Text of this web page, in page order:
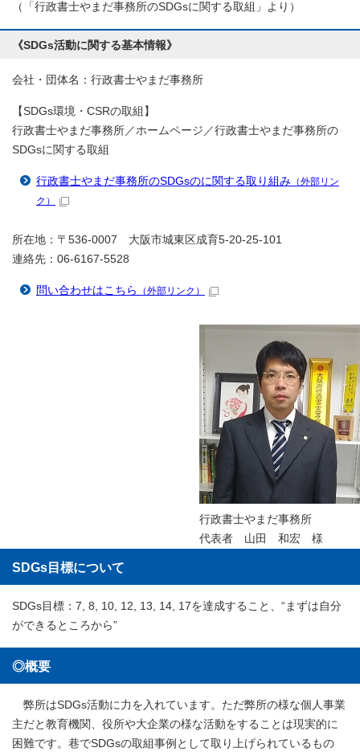
（「行政書士やまだ事務所のSDGsに関する取組」より）
《SDGs活動に関する基本情報》
会社・団体名：行政書士やまだ事務所
【SDGs環境・CSRの取組】
行政書士やまだ事務所／ホームページ／行政書士やまだ事務所の
SDGsに関する取組
行政書士やまだ事務所のSDGsのに関する取り組み （外部リン
ク）
所在地：〒536-0007 大阪市城東区成育5-20-25-101
連絡先：06-6167-5528
問い合わせはこちら （外部リンク）
行政書士やまだ事務所
代表者 山田 和宏 様
SDGs目標について
SDGs目標：7, 8, 10, 12, 13, 14, 17を達成すること、“まずは自分
ができるところから”
◎概要
弊所はSDGs活動に力を入れています。ただ弊所の様な個人事業
主だと教育機関、役所や大企業の様な活動をすることは現実的に
困難です。巷でSDGsの取組事例として取り上げられているもの